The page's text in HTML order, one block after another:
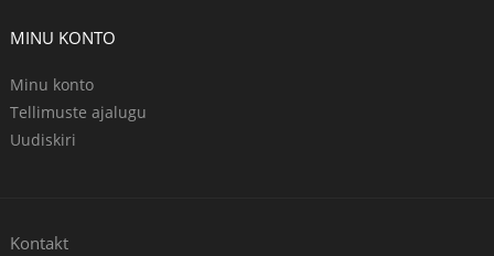
MINU KONTO
Minu konto
Tellimuste ajalugu
Uudiskiri
Kontakt